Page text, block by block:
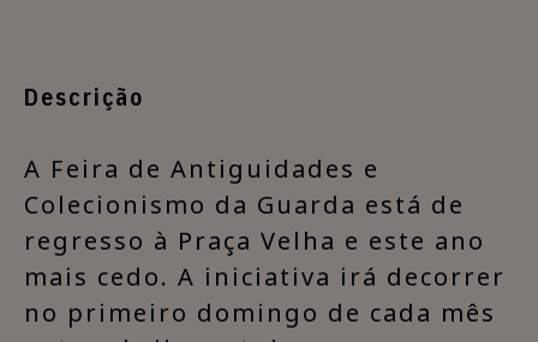
Descrição
A Feira de Antiguidades e
Colecionismo da Guarda está de
regresso à Praça Velha e este ano
mais cedo. A iniciativa irá decorrer
no primeiro domingo de cada mês